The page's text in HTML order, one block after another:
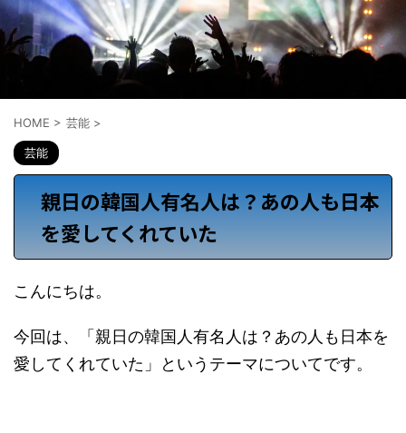
HOME > 芸能 >
芸能
親日の韓国人有名人は？あの人も日本
を愛してくれていた
こんにちは。
今回は、「親日の韓国人有名人は？あの人も日本を
愛してくれていた」というテーマについてです。